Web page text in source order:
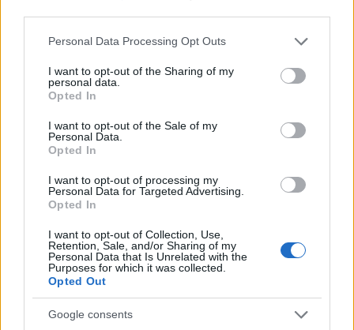
Please note that this website/app uses one or more Google
not limited to your visit or usage behaviour. You may click to
grant or deny consent to Google and its third-party tags to
use your data for below specified purposes in below Google
consent section.
Personal Data Processing Opt Outs
I want to opt-out of the Sharing of my
personal data.
Opted In
I want to opt-out of the Sale of my
Personal Data.
Opted In
I want to opt-out of processing my
Personal Data for Targeted Advertising.
Opted In
I want to opt-out of Collection, Use,
Retention, Sale, and/or Sharing of my
Personal Data that Is Unrelated with the
Purposes for which it was collected.
Opted Out
Google consents
Marta Ruiz · 8 Ago 2026